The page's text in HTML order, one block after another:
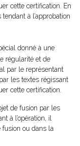
cette certification. En
à l’approbation
donné à une
régularité et de
par le représentant
les textes régissant
cette certification.
de fusion par les
à l’opération, il
fusion ou dans la